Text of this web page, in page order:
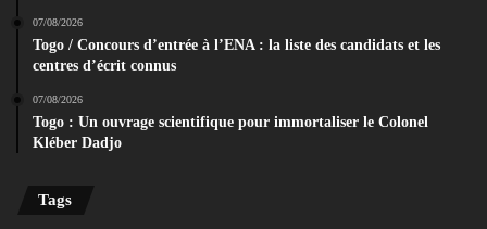
07/08/2026
Togo / Concours d’entrée à l’ENA : la liste des candidats et les
centres d’écrit connus
07/08/2026
Togo : Un ouvrage scientifique pour immortaliser le Colonel
Kléber Dadjo
Tags